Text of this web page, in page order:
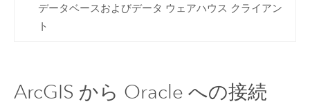
データベースおよびデータ ウェアハウス クライアン
ト
ArcGIS から Oracle への接続